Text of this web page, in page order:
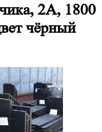
2A, 1800
чёрный